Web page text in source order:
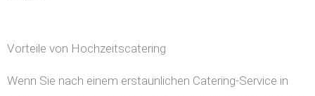
Vorteile von Hochzeitscatering
Wenn Sie nach einem erstaunlichen Catering-Service in